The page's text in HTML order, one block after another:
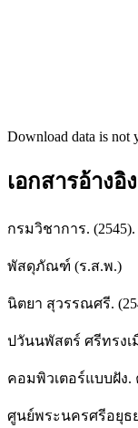
Download data is not
เอกสารอ้างอิง
กรมวิชาการ.
พัสดุภัณฑ์ (ร.ส.พ.)
นิตยา สุวรรณศรี.
ปวันนพัสตร์ ศรีทรง
คอมพิวเตอร์แบบฝัง
ศูนย์พระนครศรีอยุธ